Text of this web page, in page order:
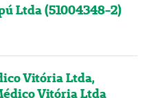
Ltda (51004348-2)
Vitória Ltda,
Vitória Ltda